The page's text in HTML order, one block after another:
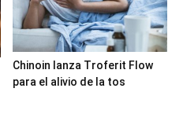
Chinoin lanza Troferit Flow
para el alivio de la tos